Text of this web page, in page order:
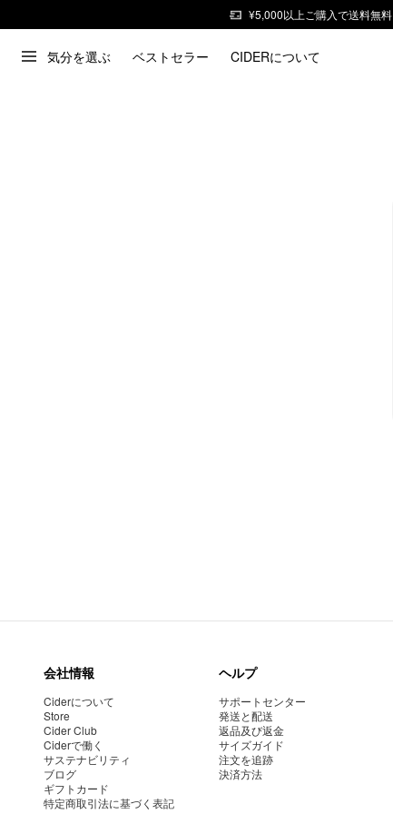
¥5,000以上ご購入で送料無料
気分を選ぶ ベストセラー CIDERについて
会社情報
Ciderについて
Store
Cider Club
Ciderで働く
サステナビリティ
ブログ
ギフトカード
特定商取引法に基づく表記
ヘルプ
サポートセンター
発送と配送
返品及び返金
サイズガイド
注文を追跡
決済方法